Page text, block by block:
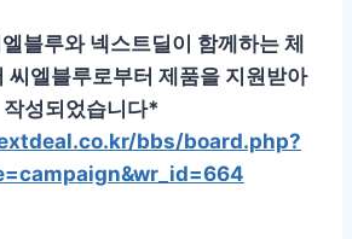
블루와 넥스트딜이 함께하는 체
씨엘블루로부터 제품을 지원받아
작성되었습니다*
bbs/board.php?